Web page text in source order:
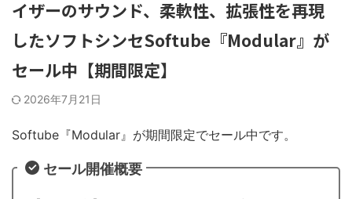
イザーのサウンド、柔軟性、拡張性を再現
したソフトシンセSoftube『Modular』が
セール中【期間限定】
2026年7月21日
Softube『Modular』が期間限定でセール中です。
セール開催概要